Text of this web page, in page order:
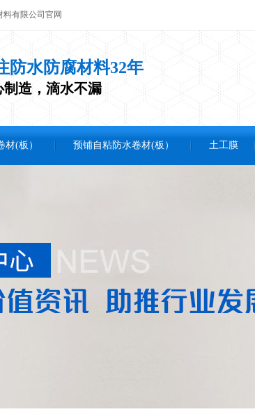
有限公司官网
防水防腐材料32年
制造，滴水不漏
材(板） 预铺自粘防水卷材(板） 土工膜